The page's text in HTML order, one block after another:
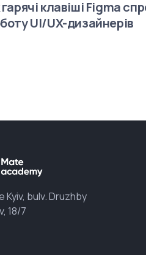
клавіші Figma
UI/UX-дизайнерів
Kyiv, bulv. Druzhby
18/7